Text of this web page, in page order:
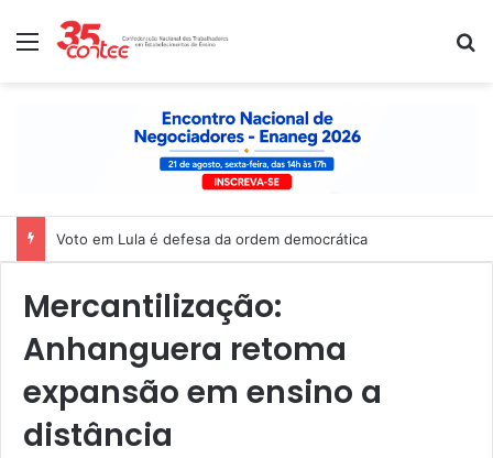
Menu
Voto em Lula é defesa da ordem democrática
Mercantilização:
Anhanguera retoma
expansão em ensino a
distância